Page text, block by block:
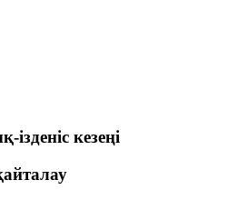
кезеңі